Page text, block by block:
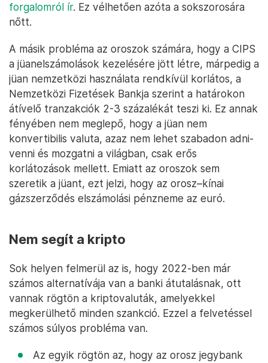
forgalomról ír. Ez vélhetően azóta a sokszorosára
nőtt.
A másik probléma az oroszok számára, hogy a CIPS
a jüanelszámolások kezelésére jött létre, márpedig a
jüan nemzetközi használata rendkívül korlátos, a
Nemzetközi Fizetések Bankja szerint a határokon
átívelő tranzakciók 2-3 százalékát teszi ki. Ez annak
fényében nem meglepő, hogy a jüan nem
konvertibilis valuta, azaz nem lehet szabadon adni-
venni és mozgatni a világban, csak erős
korlátozások mellett. Emiatt az oroszok sem
szeretik a jüant, ezt jelzi, hogy az orosz–kínai
gázszerződés elszámolási pénzneme az euró.
Nem segít a kripto
Sok helyen felmerül az is, hogy 2022-ben már
számos alternatívája van a banki átutalásnak, ott
vannak rögtön a kriptovaluták, amelyekkel
megkerülhető minden szankció. Ezzel a felvetéssel
számos súlyos probléma van.
Az egyik rögtön az, hogy az orosz jegybank